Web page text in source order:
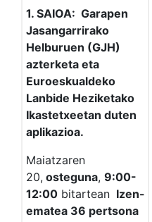
1. SAIOA: Garapen
Jasangarrirako
Helburuen (GJH)
azterketa eta
Euroeskualdeko
Lanbide Heziketako
Ikastetxeetan duten
aplikazioa.
Maiatzaren
20, osteguna, 9:00-
12:00 bitartean Izen-
ematea 36 pertsona